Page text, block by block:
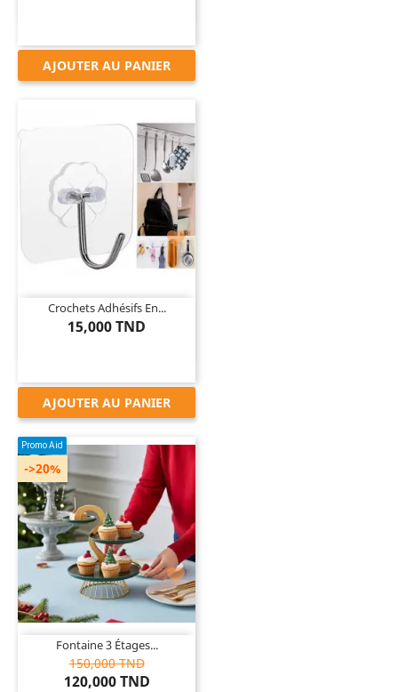
AJOUTER AU PANIER

Crochets Adhésifs En...
15,000 TND
AJOUTER AU PANIER

Promo Aid
Fontaine 3 Étages...
150,000 TND
120,000 TND
->20%